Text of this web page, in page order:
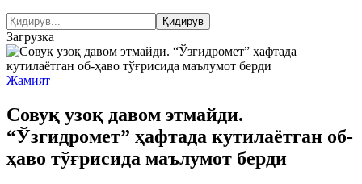
Загрузка
Жамият
Совуқ узоқ давом этмайди.
“Ўзгидромет” ҳафтада кутилаётган об-
ҳаво тўғрисида маълумот берди